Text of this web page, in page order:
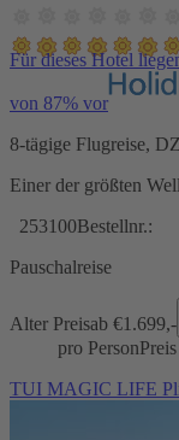
Für dieses Hotel
von 87% vor
8-tägige Flugreise,
Einer der größten
253100Bestellnr.:
Pauschalreise
Alter Preisab €1.699,-
pro Person
TUI MAGIC LIFE